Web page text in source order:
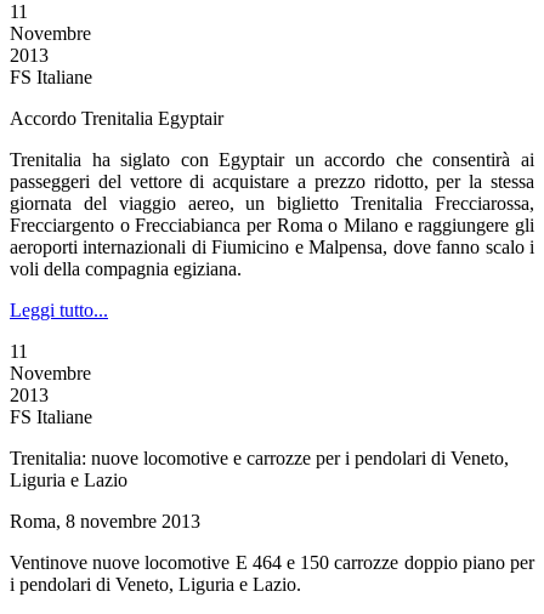
11
Novembre
2013
FS Italiane
Accordo Trenitalia Egyptair
Trenitalia ha siglato con Egyptair un accordo che consentirà ai
passeggeri del vettore di acquistare a prezzo ridotto, per la stessa
giornata del viaggio aereo, un biglietto Trenitalia Frecciarossa,
Frecciargento o Frecciabianca per Roma o Milano e raggiungere gli
aeroporti internazionali di Fiumicino e Malpensa, dove fanno scalo i
voli della compagnia egiziana.
Leggi tutto...
11
Novembre
2013
FS Italiane
Trenitalia: nuove locomotive e carrozze per i pendolari di Veneto,
Liguria e Lazio
Roma, 8 novembre 2013
Ventinove nuove locomotive E 464 e 150 carrozze doppio piano per
i pendolari di Veneto, Liguria e Lazio.